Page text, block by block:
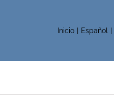
Inicio Español